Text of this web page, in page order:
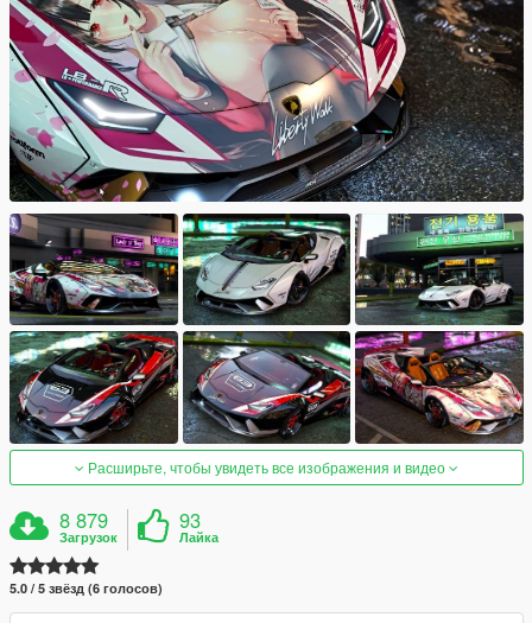
Расширьте, чтобы увидеть все изображения и видео
8 879
Загрузок
93
Лайка
5.0 / 5 звёзд (6 голосов)